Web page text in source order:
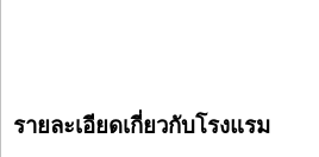
รายละเอียดเกี่ยวกับโรงแรม